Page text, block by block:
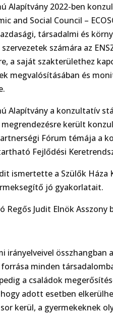
Alapítvány 2022-ben
and Social Council –
társadalmi és
számára az
a saját szakterülethez
megvalósításában és
Alapítvány a konzultatív
került
Fórum témája a
Fejlődési
ismertette a Szülők
jó gyakorlatait.
Regős Judit Elnök
irányelveivel
minden
a családok
adott esetben
kerül, a gyermekeknek